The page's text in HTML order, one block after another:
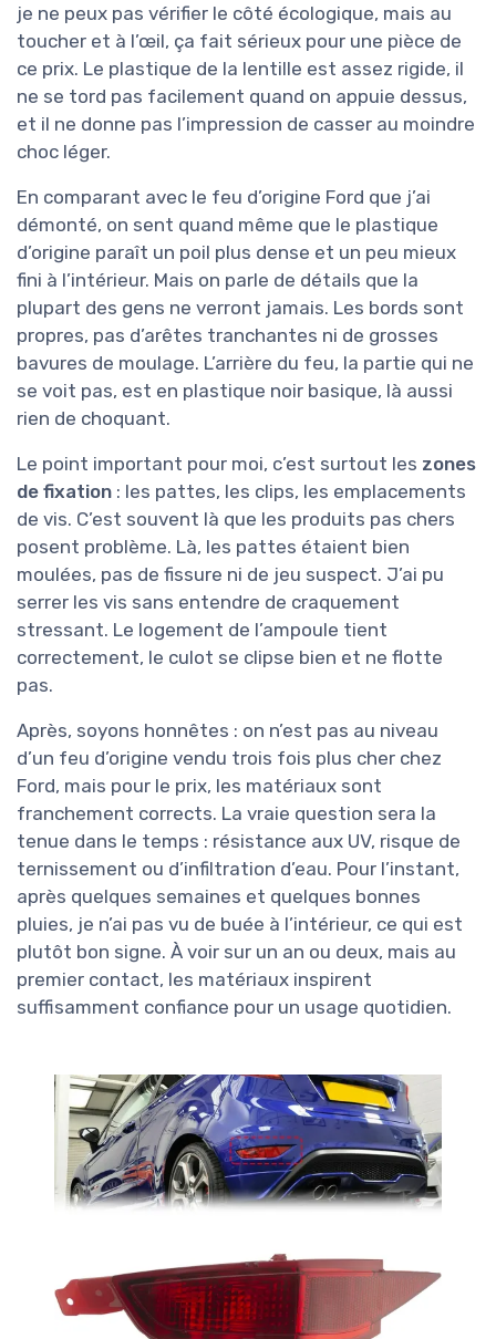
je ne peux pas vérifier le côté écologique, mais au
toucher et à l’œil, ça fait sérieux pour une pièce de
ce prix. Le plastique de la lentille est assez rigide, il
ne se tord pas facilement quand on appuie dessus,
et il ne donne pas l’impression de casser au moindre
choc léger.
En comparant avec le feu d’origine Ford que j’ai
démonté, on sent quand même que le plastique
d’origine paraît un poil plus dense et un peu mieux
fini à l’intérieur. Mais on parle de détails que la
plupart des gens ne verront jamais. Les bords sont
propres, pas d’arêtes tranchantes ni de grosses
bavures de moulage. L’arrière du feu, la partie qui ne
se voit pas, est en plastique noir basique, là aussi
rien de choquant.
Le point important pour moi, c’est surtout les zones
de fixation : les pattes, les clips, les emplacements
de vis. C’est souvent là que les produits pas chers
posent problème. Là, les pattes étaient bien
moulées, pas de fissure ni de jeu suspect. J’ai pu
serrer les vis sans entendre de craquement
stressant. Le logement de l’ampoule tient
correctement, le culot se clipse bien et ne flotte
pas.
Après, soyons honnêtes : on n’est pas au niveau
d’un feu d’origine vendu trois fois plus cher chez
Ford, mais pour le prix, les matériaux sont
franchement corrects. La vraie question sera la
tenue dans le temps : résistance aux UV, risque de
ternissement ou d’infiltration d’eau. Pour l’instant,
après quelques semaines et quelques bonnes
pluies, je n’ai pas vu de buée à l’intérieur, ce qui est
plutôt bon signe. À voir sur un an ou deux, mais au
premier contact, les matériaux inspirent
suffisamment confiance pour un usage quotidien.